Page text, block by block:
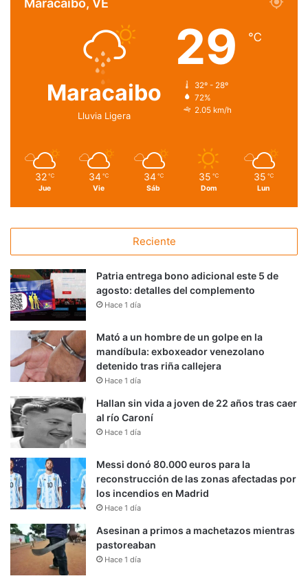
Maracaibo
Lluvia Ligera
29 ℃
32º - 28º
72%
2.05 km/h
32 ℃
Jue
34 ℃
Vie
34 ℃
Sáb
35 ℃
Dom
35 ℃
Lun
Reciente
Patria entrega bono adicional este 5 de
agosto: detalles del complemento
Hace 1 día
Mató a un hombre de un golpe en la
mandíbula: exboxeador venezolano
detenido tras riña callejera
Hace 1 día
Hallan sin vida a joven de 22 años tras caer
al río Caroní
Hace 1 día
Messi donó 80.000 euros para la
reconstrucción de las zonas afectadas por
los incendios en Madrid
Hace 1 día
Asesinan a primos a machetazos mientras
pastoreaban
Hace 1 día